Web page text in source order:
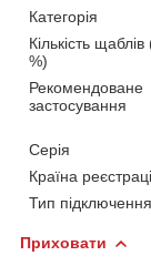
Категорія
Кількість
%)
Рекомендоване
застосування
Серія
Країна
Тип підключення
Приховати